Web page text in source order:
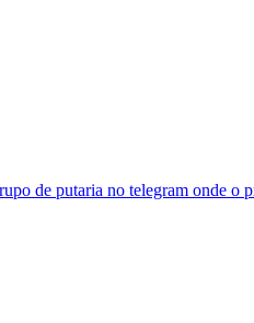
de putaria no telegram onde o